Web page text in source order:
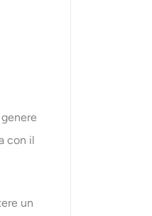
con il
un